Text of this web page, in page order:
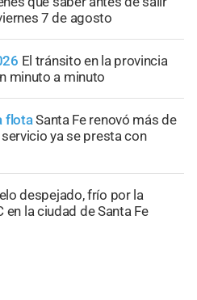
7 de agosto
El tránsito en la provincia
minuto a minuto
flotaSanta Fe renovó más de
ya se presta con
despejado, frío por la
en la ciudad de Santa Fe